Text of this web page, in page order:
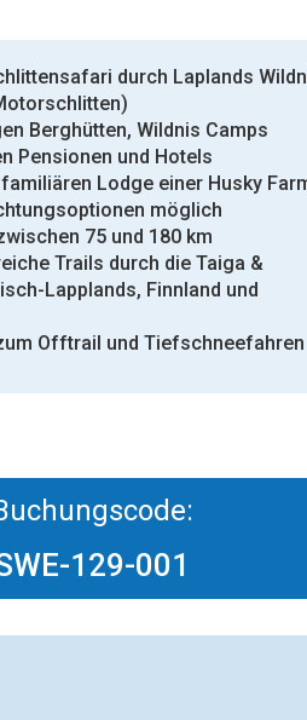
durch Laplands
Berghütten, Wildnis Camps
Pensionen und Hotels
Lodge einer Husky
möglich
75 und 180 km
Trails durch die Taiga &
Lapplands, Finnland und
Offtrail und Tiefschneefahren
129-001